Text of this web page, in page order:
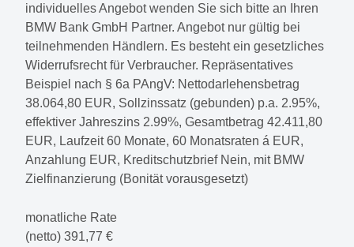
individuelles Angebot wenden Sie sich bitte an Ihren
BMW Bank GmbH Partner. Angebot nur gültig bei
teilnehmenden Händlern. Es besteht ein gesetzliches
Widerrufsrecht für Verbraucher. Repräsentatives
Beispiel nach § 6a PAngV: Nettodarlehensbetrag
38.064,80 EUR, Sollzinssatz (gebunden) p.a. 2.95%,
effektiver Jahreszins 2.99%, Gesamtbetrag 42.411,80
EUR, Laufzeit 60 Monate, 60 Monatsraten á EUR,
Anzahlung EUR, Kreditschutzbrief Nein, mit BMW
Zielfinanzierung (Bonität vorausgesetzt)
monatliche Rate
(netto) 391,77 €